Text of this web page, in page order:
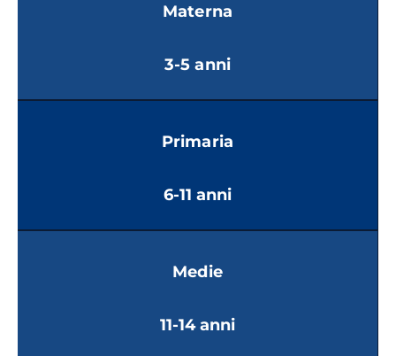
Materna
3-5 anni
Primaria
6-11 anni
Medie
11-14 anni